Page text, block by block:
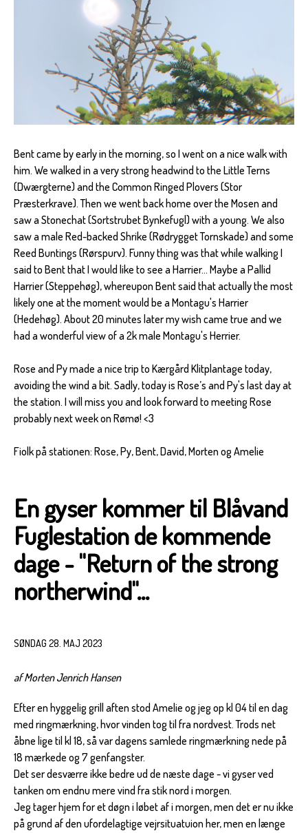
Bent came by early in the morning, so I went on a nice walk with
him. We walked in a very strong headwind to the Little Terns
(Dwærgterne) and the Common Ringed Plovers (Stor
Præsterkrave). Then we went back home over the Mosen and
saw a Stonechat (Sortstrubet Bynkefugl) with a young. We also
saw a male Red-backed Shrike (Rødrygget Tornskade) and some
Reed Buntings (Rørspurv). Funny thing was that while walking I
said to Bent that I would like to see a Harrier... Maybe a Pallid
Harrier (Steppehøg), whereupon Bent said that actually the most
likely one at the moment would be a Montagu's Harrier
(Hedehøg). About 20 minutes later my wish came true and we
had a wonderful view of a 2k male Montagu's Herrier.
Rose and Py made a nice trip to Kærgård Klitplantage today,
avoiding the wind a bit. Sadly, today is Rose’s and Py's last day at
the station. I will miss you and look forward to meeting Rose
probably next week on Rømø! <3
Fiolk på stationen: Rose, Py, Bent, David, Morten og Amelie
En gyser kommer til Blåvand
Fuglestation de kommende
dage - "Return of the strong
northerwind"...
SØNDAG 28. MAJ 2023
af Morten Jenrich Hansen
Efter en hyggelig grill aften stod Amelie og jeg op kl 04 til en dag
med ringmærkning, hvor vinden tog til fra nordvest. Trods net
åbne lige til kl 18, så var dagens samlede ringmærkning nede på
18 mærkede og 7 genfangster.
Det ser desværre ikke bedre ud de næste dage - vi gyser ved
tanken om endnu mere vind fra stik nord i morgen.
Jeg tager hjem for et døgn i løbet af i morgen, men det er nu ikke
på grund af den ufordelagtige vejrsituatuion her, men en længe